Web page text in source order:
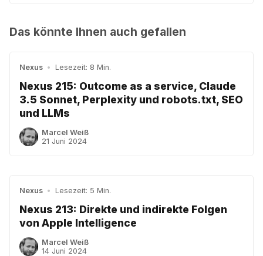
Das könnte Ihnen auch gefallen
Nexus • Lesezeit: 8 Min.
Nexus 215: Outcome as a service, Claude
3.5 Sonnet, Perplexity und robots.txt, SEO
und LLMs
Marcel Weiß
21 Juni 2024
Nexus • Lesezeit: 5 Min.
Nexus 213: Direkte und indirekte Folgen
von Apple Intelligence
Marcel Weiß
14 Juni 2024